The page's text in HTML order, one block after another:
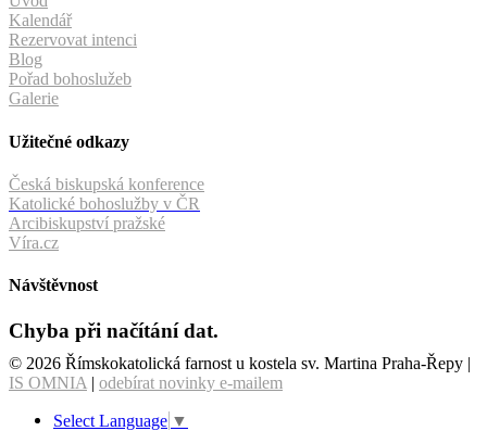
Kalendář
Rezervovat intenci
Blog
Pořad bohoslužeb
Galerie
Užitečné odkazy
Česká biskupská konference
Katolické bohoslužby v ČR
Arcibiskupství pražské
Víra.cz
Návštěvnost
Chyba při načítání dat.
© 2026 Římskokatolická farnost u kostela sv. Martina Praha-Řepy |
IS OMNIA | odebírat novinky e-mailem
Select Language ▼